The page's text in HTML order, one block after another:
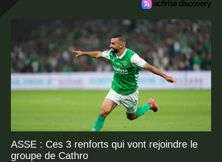
ASSE : Ces 3 renforts qui vont rejoindre le
groupe de Cathro